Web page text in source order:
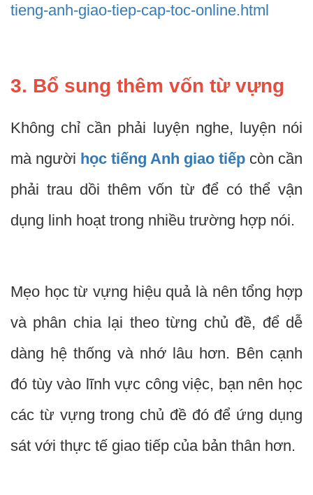
tieng-anh-giao-tiep-cap-toc-online.html
3. Bổ sung thêm vốn từ vựng
Không chỉ cần phải luyện nghe, luyện nói
mà người học tiếng Anh giao tiếp còn cần
phải trau dồi thêm vốn từ để có thể vận
dụng linh hoạt trong nhiều trường hợp nói.
Mẹo học từ vựng hiệu quả là nên tổng hợp
và phân chia lại theo từng chủ đề, để dễ
dàng hệ thống và nhớ lâu hơn. Bên cạnh
đó tùy vào lĩnh vực công việc, bạn nên học
các từ vựng trong chủ đề đó để ứng dụng
sát với thực tế giao tiếp của bản thân hơn.